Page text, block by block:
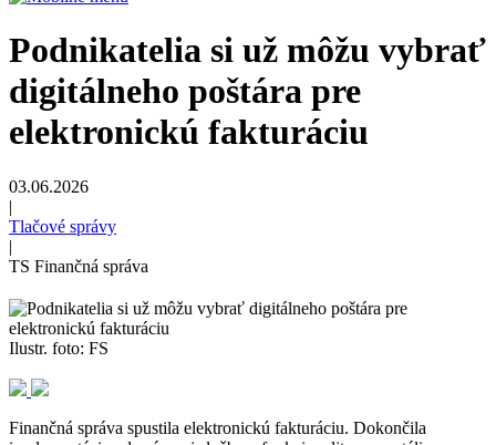
Podnikatelia si už môžu vybrať
digitálneho poštára pre
elektronickú fakturáciu
03.06.2026
|
Tlačové správy
|
TS Finančná správa
Ilustr. foto: FS
Finančná správa spustila elektronickú fakturáciu. Dokončila